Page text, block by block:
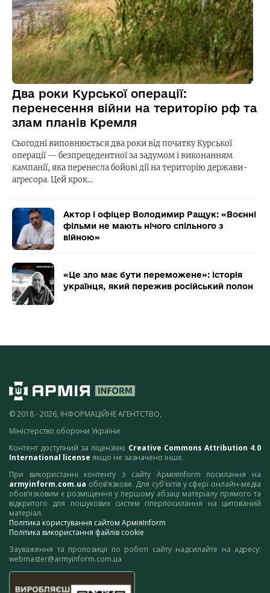
Два роки Курської операції:
перенесення війни на територію рф та
злам планів Кремля
Сьогодні виповнюється два роки від початку Курської
операції — безпрецедентної за задумом і виконанням
кампанії, яка перенесла бойові дії на територію держави-
агресора. Цей крок…
Актор і офіцер Володимир Ращук: «Воєнні
фільми не мають нічого спільного з
війною»
«Це зло має бути переможене»: історія
українця, який пережив російський полон
© 2018 - 2026, ІНФОРМАЦІЙНЕ АГЕНТСТВО,
Міністерство оборони України
Контент доступний за ліцензією Creative Commons Attribution 4.0
International license якщо не зазначено інше.
При використанні контенту з сайту АрміяInform посилання на
armyinform.com.ua обов’язкове. Для суб’єктів у сфері онлайн-медіа
обов’язковим є розміщення у першому абзаці матеріалу прямого та
відкритого для пошукових систем гіперпосилання на цитований
матеріал.
Політика користування сайтом АрміяInform
Політика використання файлів cookie
Зауваження та пропозиції по роботі сайту надсилайте на адресу:
webmaster@armyinform.com.ua